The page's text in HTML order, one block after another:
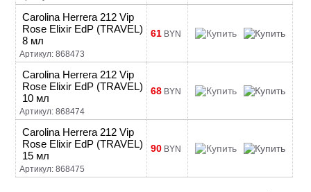
Carolina Herrera 212 Vip
Rose Elixir EdP (TRAVEL)
8 мл
Артикул: 868473
61 BYN
Carolina Herrera 212 Vip
Rose Elixir EdP (TRAVEL)
10 мл
Артикул: 868474
68 BYN
Carolina Herrera 212 Vip
Rose Elixir EdP (TRAVEL)
15 мл
Артикул: 868475
90 BYN